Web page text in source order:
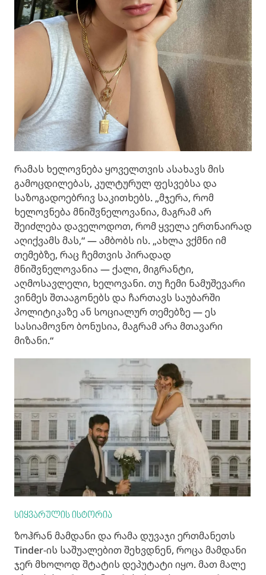
რამას ხელოვნება ყოველთვის ასახავს მის
გამოცდილებას, კულტურულ ფესვებსა და
საზოგადოებრივ საკითხებს. „მჯერა, რომ
ხელოვნება მნიშვნელოვანია, მაგრამ არ
შეიძლება დაველოდოთ, რომ ყველა ერთნაირად
აღიქვამს მას,“ — ამბობს ის. „ახლა ვქმნი იმ
თემებზე, რაც ჩემთვის პირადად
მნიშვნელოვანია — ქალი, მიგრანტი,
აღმოსავლელი, ხელოვანი. თუ ჩემი ნამუშევარი
ვინმეს შთააგონებს და ჩართავს საუბარში
პოლიტიკაზე ან სოციალურ თემებზე — ეს
სასიამოვნო ბონუსია, მაგრამ არა მთავარი
მიზანი.“
სიყვარულის ისტორია
ზოჰრან მამდანი და რამა დუვაჯი ერთმანეთს
Tinder-ის საშუალებით შეხვდნენ, როცა მამდანი
ჯერ მხოლოდ შტატის დეპუტატი იყო. მათ მალე